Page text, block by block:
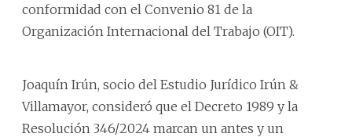
conformidad con el Convenio 81 de la
Organización Internacional del Trabajo (OIT).
Joaquín Irún, socio del Estudio Jurídico Irún &
Villamayor, consideró que el Decreto 1989 y la
Resolución 346/2024 marcan un antes y un